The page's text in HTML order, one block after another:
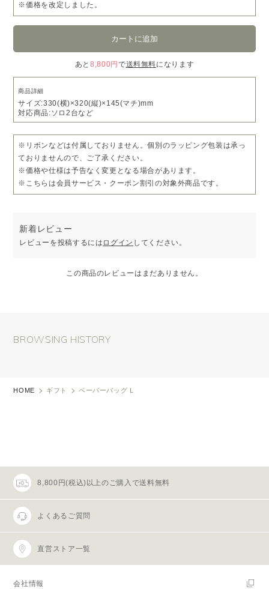
※価格を改定しました。
あと8,800円 で送料無料になります
商品詳細
サイズ:330(横)×320(縦)×145(マチ)mm
対応商品:ソロ2台など
※リボンなどは付属しておりません。個別のラッピング包装は承っ
ておりませんので、ご了承ください。
※価格や仕様は予告なく変更となる場合があります。
※こちらは会員サービス・クーポン割引の対象外商品です。
新着レビュー
レビューを投稿するには ログイン してください。
この商品のレビューはまだありません。
BROWSING HISTORY
HOME ギフト ペーパーバッグ L
8,800円(税込)以上のご購入で送料無料
よくあるご質問
直営ストア一覧
会社情報